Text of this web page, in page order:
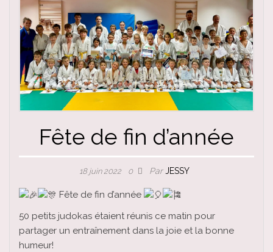
Fête de fin d’année
18 juin 2022 0 ParJESSY
Fête de fin d’année
50 petits judokas étaient réunis ce matin pour
partager un entraînement dans la joie et la bonne
humeur!